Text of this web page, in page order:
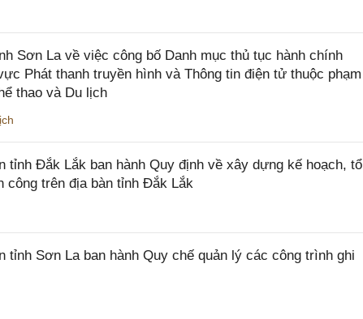
Sơn La về việc công bố Danh mục thủ tục hành chính
Phát thanh truyền hình và Thông tin điện tử thuộc phạm
thao và Du lịch
tỉnh Đắk Lắk ban hành Quy định về xây dựng kế hoạch, tổ
trên địa bàn tỉnh Đắk Lắk
tỉnh Sơn La ban hành Quy chế quản lý các công trình ghi